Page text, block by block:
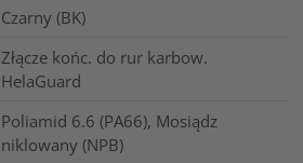
Czarny (BK)
Złącze końc. do rur karbow.
HelaGuard
Poliamid 6.6 (PA66), Mosiądz
niklowany (NPB)